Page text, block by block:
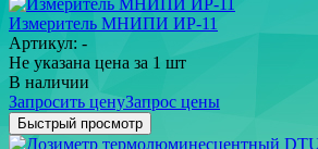
Измеритель МНИПИ ИР-11
Артикул: -
Не указана цена за 1 шт
В наличии
Запросить ценуЗапрос цены
Быстрый просмотр